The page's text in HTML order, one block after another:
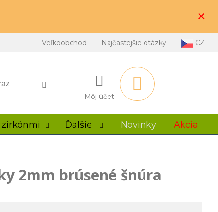
×
Veľkoobchod Najčastejšie otázky CZ
Môj účet
Ďalšie Novinky Akcia
2mm brúsené šnúra